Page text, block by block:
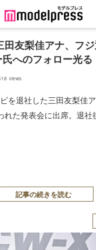
田友梨佳アナ、フ
へのフォロー光る
views
を退社した三田友梨佳
れた発表会に出席。退社
記事の続きを読む